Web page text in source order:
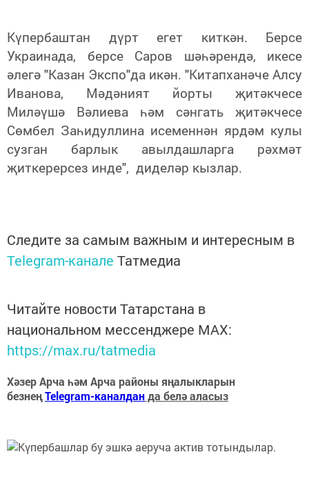
Күпербаштан дүрт егет киткән. Берсе
Украинада, берсе Саров шәһәрендә, икесе
әлегә "Казан Экспо"да икән. "Китапханәче Алсу
Иванова, Мәдәният йорты җитәкчесе
Миләүшә Вәлиева һәм сәнгать җитәкчесе
Сөмбел Заһидуллина исеменнән ярдәм кулы
сузган барлык авылдашларга рәхмәт
җиткерерсез инде", диделәр кызлар.
Следите за самым важным и интересным в
Telegram-канале Татмедиа
Читайте новости Татарстана в
национальном мессенджере MАХ:
https://max.ru/tatmedia
Хәзер Арча һәм Арча районы яңалыкларын
безнеңTelegram-каналданда белә аласыз